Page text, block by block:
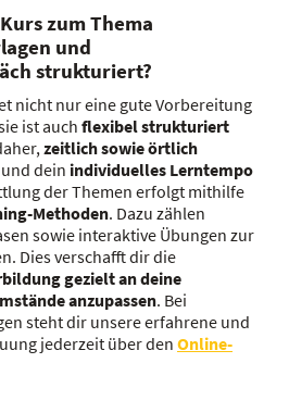
zum Thema
und
strukturiert?
nicht nur eine gute Vorbereitung
ist auch flexibel strukturiert
zeitlich sowie örtlich
und dein individuelles Lerntempo
der Themen erfolgt mithilfe
Methoden. Dazu zählen
sowie interaktive Übungen zur
Dies verschafft dir die
gezielt an deine
anzupassen. Bei
steht dir unsere erfahrene und
jederzeit über den Online-